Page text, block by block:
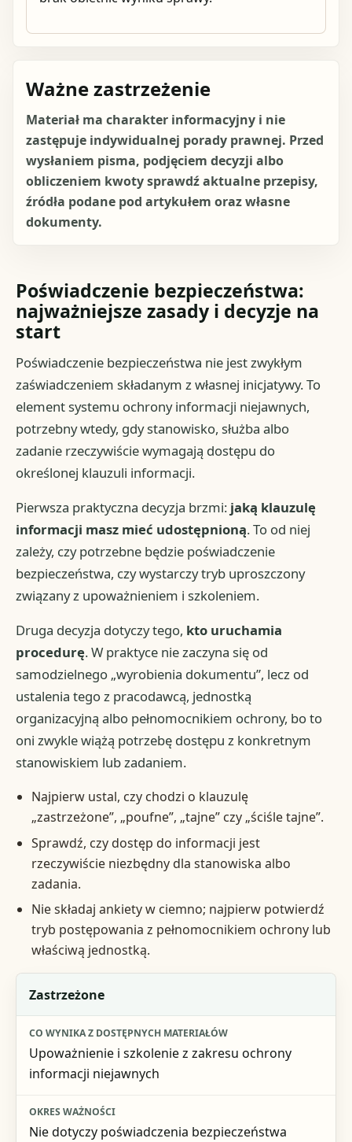
Ważne zastrzeżenie
Materiał ma charakter informacyjny i nie
zastępuje indywidualnej porady prawnej. Przed
wysłaniem pisma, podjęciem decyzji albo
obliczeniem kwoty sprawdź aktualne przepisy,
źródła podane pod artykułem oraz własne
dokumenty.
Poświadczenie bezpieczeństwa:
najważniejsze zasady i decyzje na
start
Poświadczenie bezpieczeństwa nie jest zwykłym
zaświadczeniem składanym z własnej inicjatywy. To
element systemu ochrony informacji niejawnych,
potrzebny wtedy, gdy stanowisko, służba albo
zadanie rzeczywiście wymagają dostępu do
określonej klauzuli informacji.
Pierwsza praktyczna decyzja brzmi: jaką klauzulę
informacji masz mieć udostępnioną. To od niej
zależy, czy potrzebne będzie poświadczenie
bezpieczeństwa, czy wystarczy tryb uproszczony
związany z upoważnieniem i szkoleniem.
Druga decyzja dotyczy tego, kto uruchamia
procedurę. W praktyce nie zaczyna się od
samodzielnego „wyrobienia dokumentu”, lecz od
ustalenia tego z pracodawcą, jednostką
organizacyjną albo pełnomocnikiem ochrony, bo to
oni zwykle wiążą potrzebę dostępu z konkretnym
stanowiskiem lub zadaniem.
Najpierw ustal, czy chodzi o klauzulę
„zastrzeżone”, „poufne”, „tajne” czy „ściśle tajne”.
Sprawdź, czy dostęp do informacji jest
rzeczywiście niezbędny dla stanowiska albo
zadania.
Nie składaj ankiety w ciemno; najpierw potwierdź
tryb postępowania z pełnomocnikiem ochrony lub
właściwą jednostką.
Poziom dostępu
Co wynika z dostępnych materiałów
Okres ważności
Najważniejsza uwaga
Zastrzeżone
Upoważnienie i szkolenie z zakresu ochrony
informacji niejawnych
Nie dotyczy poświadczenia bezpieczeństwa